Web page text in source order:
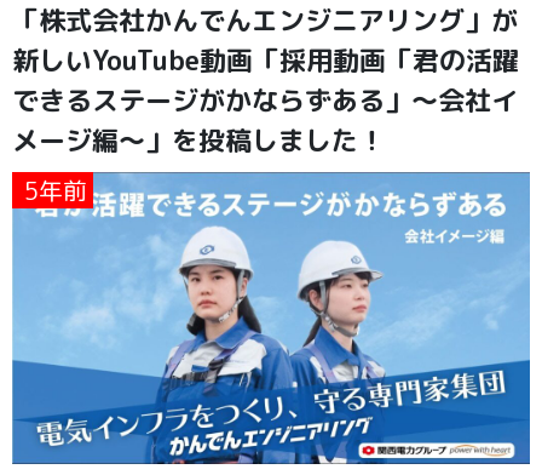
「株式会社かんでんエンジニアリング」が
新しいYouTube動画「採用動画「君の活躍
できるステージがかならずある」～会社イ
メージ編～」を投稿しました！
5年前